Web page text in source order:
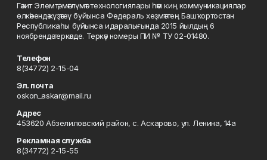
Гәзит Элемтә, мәғлүмәт технологиялары һәм киң коммуникациялар
өлкәһендә күҙәтеү буйынса Федераль хеҙмәттең Башҡортостан
Республикаһы буйынса идаралығында 2015 йылдың 6
ноябрендә теркәлде. Теркәү номеры ПИ № ТУ 02-01480.
Телефон
8(34772) 2-15-04
Эл. почта
oskon_askar@mail.ru
Адрес
453620 Абзелиловский район, с. Аскарово, ул. Ленина, 14а
Рекламная служба
8(34772) 2-15-55